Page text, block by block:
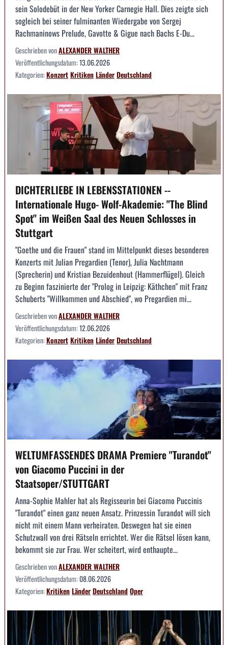
sein Solodebüt in der New Yorker Carnegie Hall. Dies zeigte sich
sogleich bei seiner fulminanten Wiedergabe von Sergej
Rachmaninows Prelude, Gavotte & Gigue nach Bachs E-Du...
Geschrieben vonALEXANDER WALTHER
Veröffentlichungsdatum:13.06.2026
Kategorien:KonzertKritikenLänderDeutschland
DICHTERLIEBE IN LEBENSSTATIONEN --
Internationale Hugo- Wolf-Akademie: "The Blind
Spot" im Weißen Saal des Neuen Schlosses in
Stuttgart
"Goethe und die Frauen" stand im Mittelpunkt dieses besonderen
Konzerts mit Julian Pregardien (Tenor), Julia Nachtmann
(Sprecherin) und Kristian Bezuidenhout (Hammerflügel). Gleich
zu Beginn faszinierte der "Prolog in Leipzig: Käthchen" mit Franz
Schuberts "Willkommen und Abschied", wo Pregardien mi...
Geschrieben vonALEXANDER WALTHER
Veröffentlichungsdatum:12.06.2026
Kategorien:KonzertKritikenLänderDeutschland
WELTUMFASSENDES DRAMA Premiere "Turandot"
von Giacomo Puccini in der
Staatsoper/STUTTGART
Anna-Sophie Mahler hat als Regisseurin bei Giacomo Puccinis
"Turandot" einen ganz neuen Ansatz. Prinzessin Turandot will sich
nicht mit einem Mann verheiraten. Deswegen hat sie einen
Schutzwall von drei Rätseln errichtet. Wer die Rätsel lösen kann,
bekommt sie zur Frau. Wer scheitert, wird enthaupte...
Geschrieben vonALEXANDER WALTHER
Veröffentlichungsdatum:08.06.2026
Kategorien:KritikenLänderDeutschlandOper